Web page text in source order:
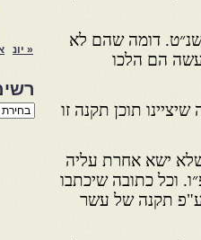
דומה שהם לא
הם הלכו
תוכן תקנה זו
ישא אחרת עליה
וכל כתובה שיכתבו
ע"פ תקנה של עשר
« יונ
רשימת